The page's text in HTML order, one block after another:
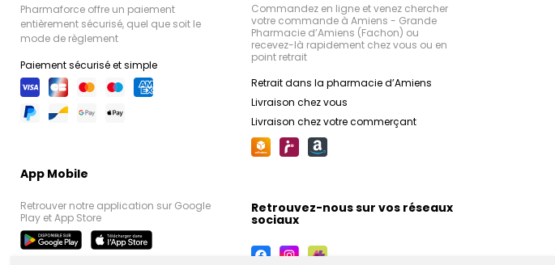
Pharmaforce offre un paiement
entièrement sécurisé, quel que soit le
mode de règlement
Paiement sécurisé et simple
App Mobile
Retrouver notre application sur Google
Play et App Store
Commandez en ligne et venez chercher
votre commande à Amiens - Grande
Pharmacie d’Amiens (Fachon) ou
recevez-là rapidement chez vous ou en
point retrait
Retrait dans la pharmacie d’Amiens
Livraison chez vous
Livraison chez votre commerçant
Retrouvez-nous sur vos réseaux
sociaux